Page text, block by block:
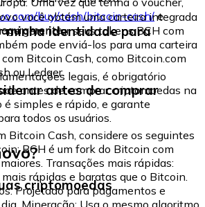
buy/cash/bitcoin-cash/e
você obtém uma carteira integrada
e gerenciar seus tokens BCH com
pode enviá-los para uma carteira
Bitcoin Cash, como Bitcoin.com
ou Ledger.
minha identidade para
legais, é obrigatório
antes de comprar criptomoedas na
é simples e rápido, e garante
todos os usuários.
antes de comprar
Bitcoin Cash, considere os seguintes
BCH é um fork do Bitcoin com
Transações mais rápidas:
rápidas e baratas que o Bitcoin.
Projetado para pagamentos e
criptomoedas